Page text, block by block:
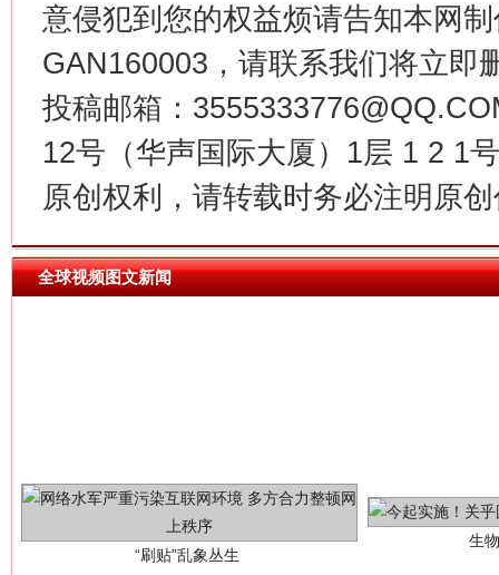
意侵犯到您的权益烦请告知本网
GAN160003，请联系我们将立即
投稿邮箱：
12号（华声国际大厦）1层 1 2 1
原创权利，请转载时务必注明原
全球视频图文新闻
习近平的博鳌关键词
魏明亮